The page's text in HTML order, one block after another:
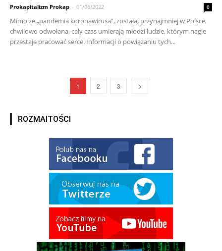
Prokapitalizm Prokap - 01/06/2022 0
Mimo że „pandemia koronawirusa”, została, przynajmniej w Polsce,
chwilowo odwołana, cały czas umierają młodzi ludzie, którym nagle
przestaje pracować serce. Informacji o powiązaniu tych...
1 2 3
ROZMAITOŚCI